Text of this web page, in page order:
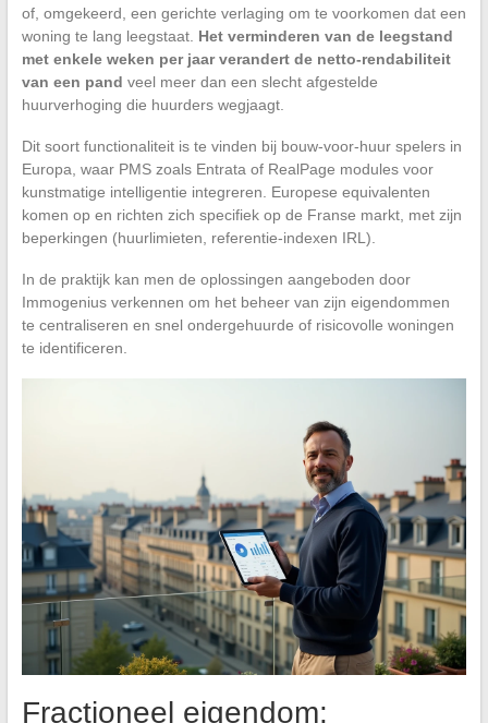
of, omgekeerd, een gerichte verlaging om te voorkomen dat een
woning te lang leegstaat. Het verminderen van de leegstand
met enkele weken per jaar verandert de netto-rendabiliteit
van een pand veel meer dan een slecht afgestelde
huurverhoging die huurders wegjaagt.
Dit soort functionaliteit is te vinden bij bouw-voor-huur spelers in
Europa, waar PMS zoals Entrata of RealPage modules voor
kunstmatige intelligentie integreren. Europese equivalenten
komen op en richten zich specifiek op de Franse markt, met zijn
beperkingen (huurlimieten, referentie-indexen IRL).
In de praktijk kan men de oplossingen aangeboden door
Immogenius verkennen om het beheer van zijn eigendommen
te centraliseren en snel ondergehuurde of risicovolle woningen
te identificeren.
Fractioneel eigendom: